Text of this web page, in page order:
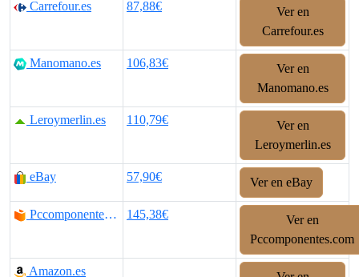
Carrefour.es 87,88€
Ver en
Carrefour.es
Manomano.es 106,83€
Ver en
Manomano.es
Leroymerlin.es 110,79€
Ver en
Leroymerlin.es
eBay 57,90€ Ver en eBay
Pccomponentes.com 145,38€
Ver en
Pccomponentes.com
Amazon.es